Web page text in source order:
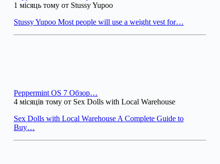
1 місяць тому от Stussy Yupoo
Stussy Yupoo Most people will use a weight vest for…
Peppermint OS 7 Обзор…
4 місяців тому от Sex Dolls with Local Warehouse
Sex Dolls with Local Warehouse A Complete Guide to
Buy…